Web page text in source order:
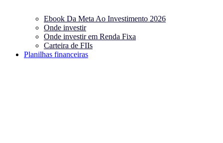
Ebook Da Meta Ao Investimento 2026
Onde investir
Onde investir em Renda Fixa
Carteira de FIIs
Planilhas financeiras